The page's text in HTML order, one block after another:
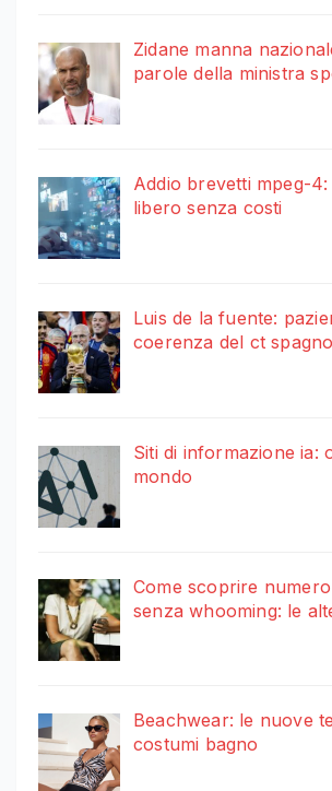
Zidane manna
parole della ministra
Addio brevetti mpeg-
libero senza costi
Luis de la fuente:
coerenza del ct
Siti di informazione ia:
mondo
Come scoprire
senza whooming: le
Beachwear: le nuove
costumi bagno